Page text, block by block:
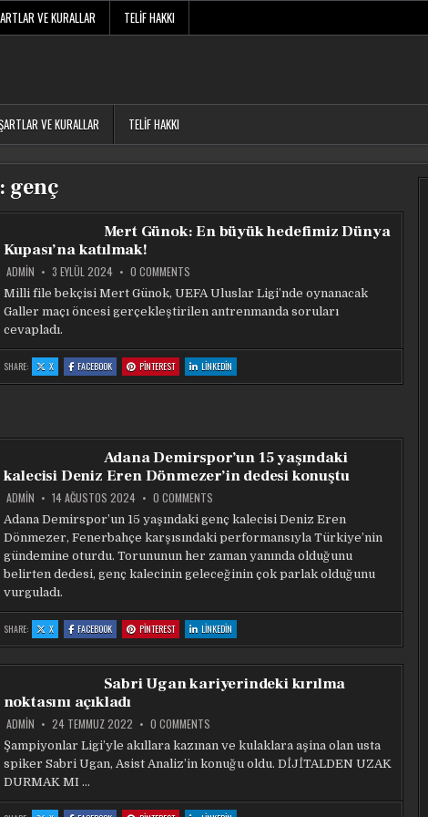
VE KURALLAR TELIF HAKKI
VE KURALLAR TELIF HAKKI
genç
Mert Günok: En büyük hedefimiz Dünya
Kupası’na katılmak!
ADMIN 3 EYLÜL 2024 0 COMMENTSON
MERT
GÜNOK:
EN
BÜYÜK
KUPASI’NA
KATILMAK!
Milli file bekçisi Mert Günok, UEFA Uluslar Ligi’nde oynanacak
Galler maçı öncesi gerçekleştirilen antrenmanda soruları
cevapladı.
SHARE: X:
MERT
GÜNOK:
KATILMAK!
FACEBOOK:
MERT
GÜNOK:
KATILMAK!
PINTEREST:
MERT
GÜNOK:
KATILMAK!
LINKEDIN:
MERT
GÜNOK:
KATILMAK!
Adana Demirspor’un 15 yaşındaki
kalecisi Deniz Eren Dönmezer’in dedesi konuştu
ADMIN 14 AĞUSTOS 2024 0 COMMENTSON
ADANA
DEMIRSPOR’UN
15
YAŞINDAKI
KALECISI
DENIZ
EREN
DÖNMEZER’IN
Adana Demirspor’un 15 yaşındaki genç kalecisi Deniz Eren
Dönmezer, Fenerbahçe karşısındaki performansıyla Türkiye’nin
gündemine oturdu. Torununun her zaman yanında olduğunu
belirten dedesi, genç kalecinin geleceğinin çok parlak olduğunu
vurguladı.
SHARE: X:
ADANA
DEMIRSPOR’UN
YAŞINDAKI
DÖNMEZER’IN
DEDESI
KONUŞTU
FACEBOOK:
ADANA
DEMIRSPOR’UN
YAŞINDAKI
DENIZ
EREN
DÖNMEZER’IN
DEDESI
KONUŞTU
PINTEREST:
ADANA
DEMIRSPOR’UN
YAŞINDAKI
DENIZ
EREN
KONUŞTU
LINKEDIN:
ADANA
DEMIRSPOR’UN
YAŞINDAKI
DENIZ
EREN
Sabri Ugan kariyerindeki kırılma
noktasını açıkladı
ADMIN 24 TEMMUZ 2022 0 COMMENTSON
SABRI
UGAN
KARIYERINDEKI
KIRILMA
Şampiyonlar Ligi’yle akıllara kazınan ve kulaklara aşina olan usta
spiker Sabri Ugan, Asist Analiz’in konuğu oldu. DİJİTALDEN UZAK
DURMAK MI …